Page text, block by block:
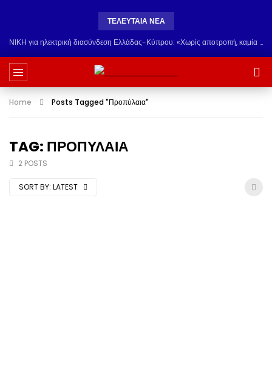
ΤΕΛΕΥΤΑΊΑ ΝΈΑ
ΝΙΚΗ για ηλεκτρική διασύνδεση Ελλάδας-Κύπρου: «Χωρίς αποτροπή, καμία συμφωνία δεν αρκεί»
Home Posts Tagged "Προπύλαια"
TAG: ΠΡΟΠΎΛΑΙΑ
2 POSTS
SORT BY: LATEST